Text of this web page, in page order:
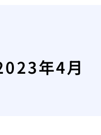
年4月